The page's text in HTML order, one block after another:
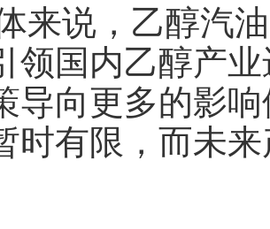
，乙醇汽油
领国内乙醇产
导向更多的影
时有限，而未